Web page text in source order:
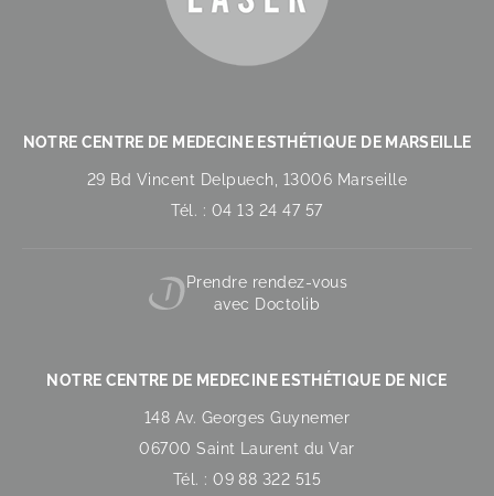
NOTRE CENTRE DE MEDECINE ESTHÉTIQUE DE MARSEILLE
29 Bd Vincent Delpuech, 13006 Marseille
Tél. : 04 13 24 47 57
Prendre rendez-vous
avec Doctolib
NOTRE CENTRE DE MEDECINE ESTHÉTIQUE DE NICE
148 Av. Georges Guynemer
06700 Saint Laurent du Var
Tél. : 09 88 322 515